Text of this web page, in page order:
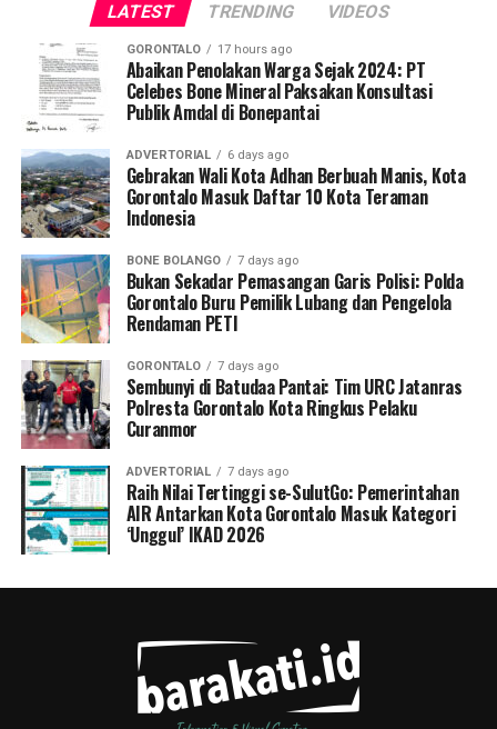
LATEST TRENDING VIDEOS
GORONTALO 17 hours ago
Abaikan Penolakan Warga Sejak 2024: PT
Celebes Bone Mineral Paksakan Konsultasi
Publik Amdal di Bonepantai
ADVERTORIAL 6 days ago
Gebrakan Wali Kota Adhan Berbuah Manis, Kota
Gorontalo Masuk Daftar 10 Kota Teraman
Indonesia
BONE BOLANGO 7 days ago
Bukan Sekadar Pemasangan Garis Polisi: Polda
Gorontalo Buru Pemilik Lubang dan Pengelola
Rendaman PETI
GORONTALO 7 days ago
Sembunyi di Batudaa Pantai: Tim URC Jatanras
Polresta Gorontalo Kota Ringkus Pelaku
Curanmor
ADVERTORIAL 7 days ago
Raih Nilai Tertinggi se-SulutGo: Pemerintahan
AIR Antarkan Kota Gorontalo Masuk Kategori
‘Unggul’ IKAD 2026